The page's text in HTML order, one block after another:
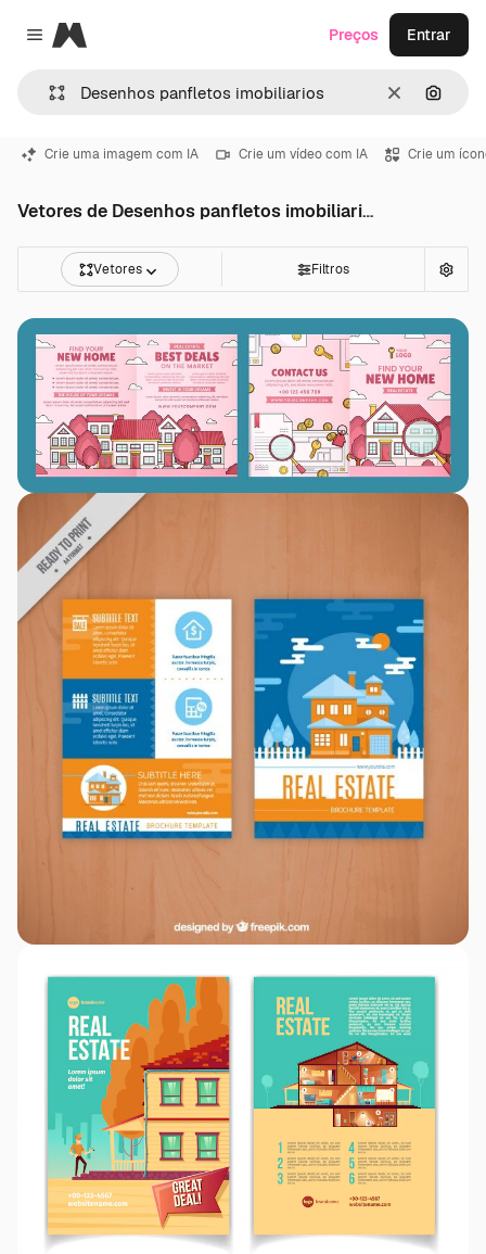
Close menu
Magnific
Limpar
Preços Entrar
Crie uma imagem com IA Crie um vídeo com IA Crie um
Vetores de Desenhos panfletos imobiliarios
Vetores Filtros